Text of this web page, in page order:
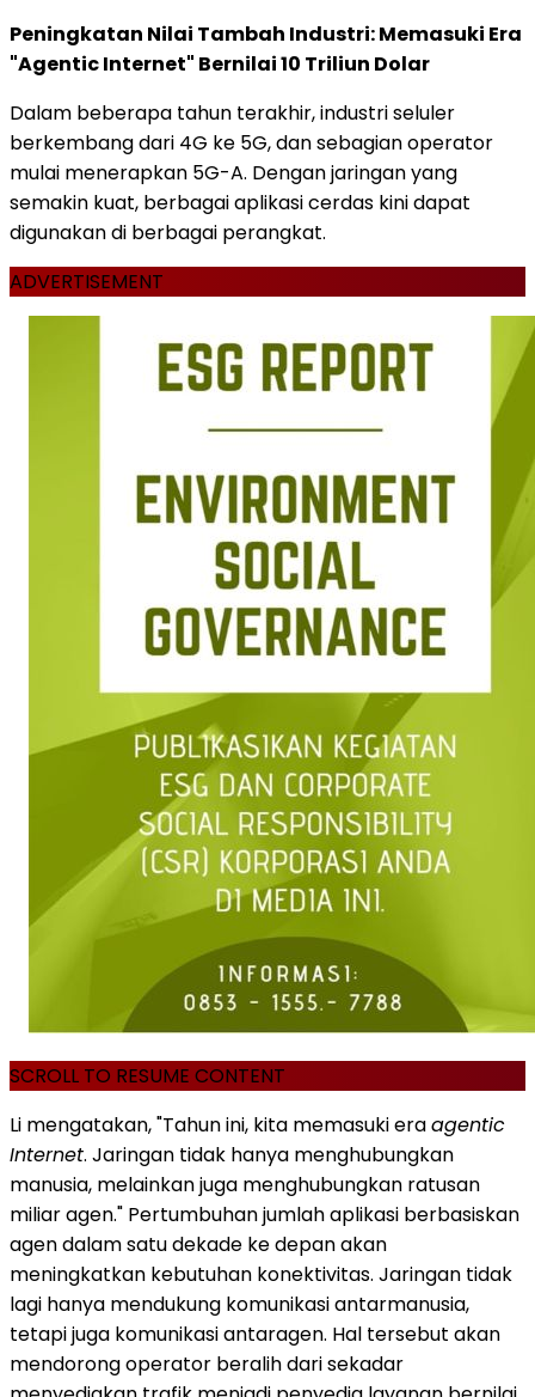
Peningkatan Nilai Tambah Industri: Memasuki Era
"Agentic Internet" Bernilai 10 Triliun Dolar
Dalam beberapa tahun terakhir, industri seluler
berkembang dari 4G ke 5G, dan sebagian operator
mulai menerapkan 5G-A. Dengan jaringan yang
semakin kuat, berbagai aplikasi cerdas kini dapat
digunakan di berbagai perangkat.
ADVERTISEMENT
SCROLL TO RESUME CONTENT
Li mengatakan, "Tahun ini, kita memasuki eraagentic
Internet. Jaringan tidak hanya menghubungkan
manusia, melainkan juga menghubungkan ratusan
miliar agen." Pertumbuhan jumlah aplikasi berbasiskan
agen dalam satu dekade ke depan akan
meningkatkan kebutuhan konektivitas. Jaringan tidak
lagi hanya mendukung komunikasi antarmanusia,
tetapi juga komunikasi antaragen. Hal tersebut akan
mendorong operator beralih dari sekadar